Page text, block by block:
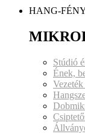
HANG-
Stúdió
Ének,